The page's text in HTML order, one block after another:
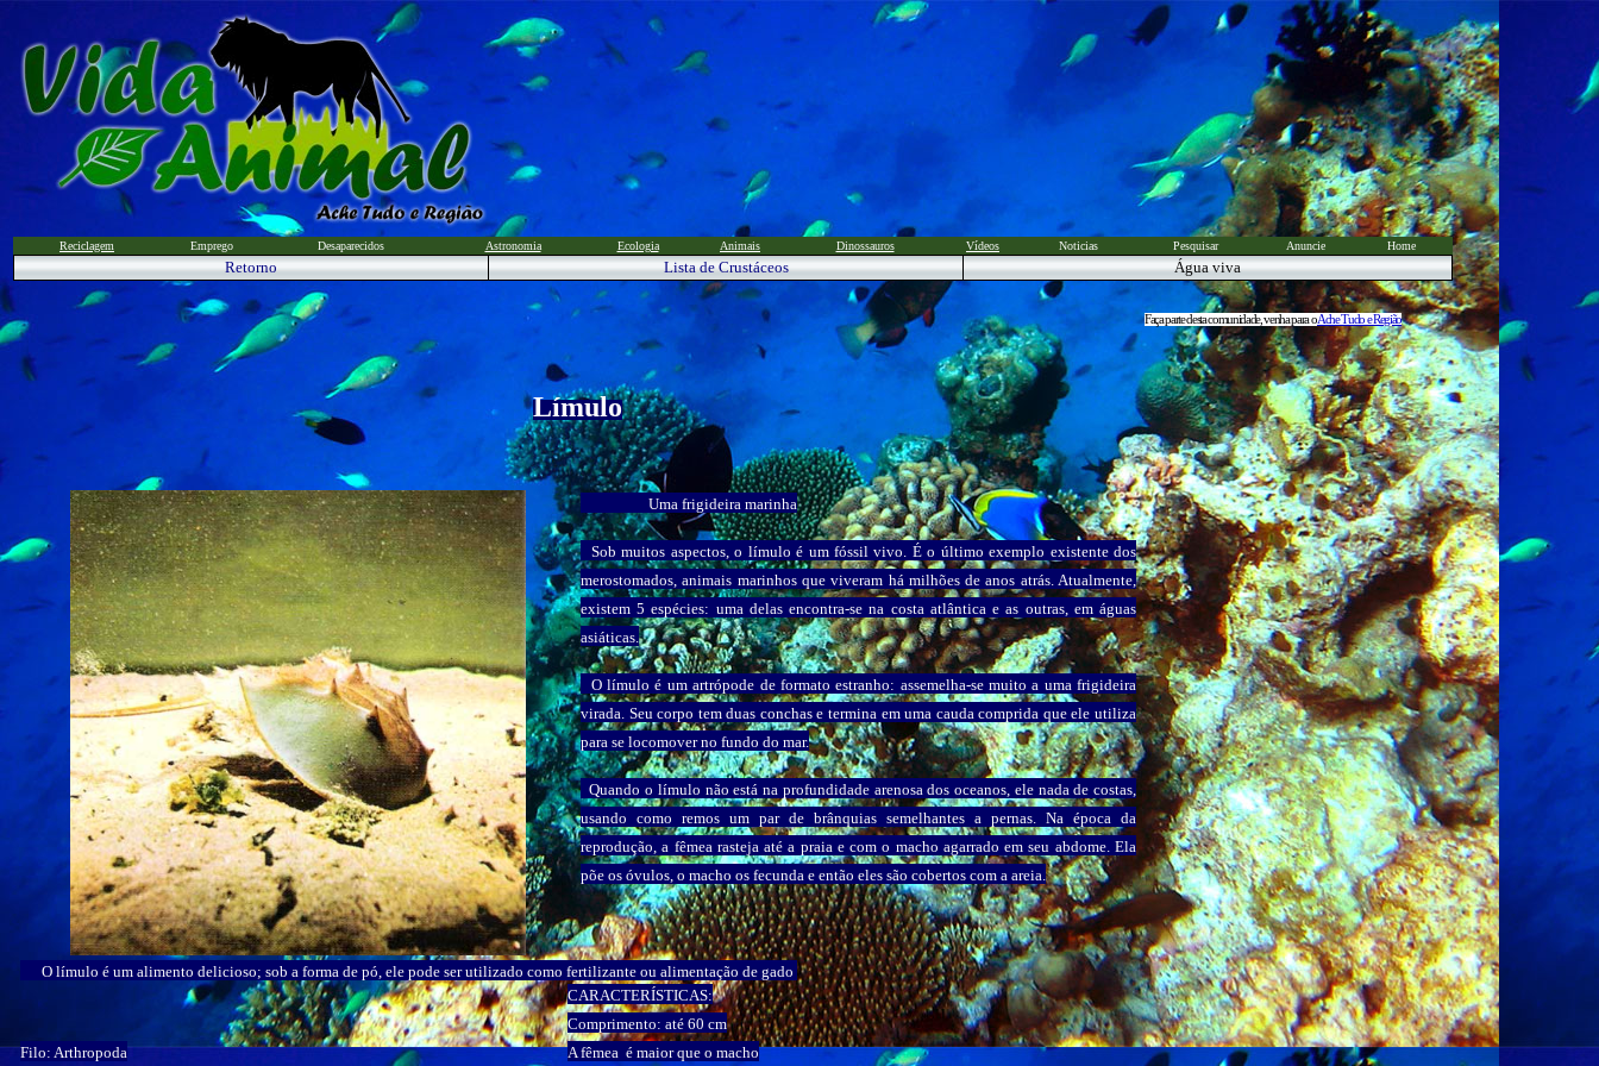
Reciclagem Emprego Desaparecidos Astronomia Ecologia Animais Dinossauros Vídeos Noticias Pesquisar Anuncie Home
Retorno Lista de Crustáceos Água viva
Límulo
Uma frigideira marinha
Sob muitos aspectos, o límulo é um fóssil vivo. É o último exemplo existente dos
merostomados, animais marinhos que viveram há milhões de anos atrás. Atualmente,
existem 5 espécies: uma delas encontra-se na costa atlântica e as outras, em águas
asiáticas.
O límulo é um artrópode de formato estranho: assemelha-se muito a uma frigideira
virada. Seu corpo tem duas conchas e termina em uma cauda comprida que ele utiliza
para se locomover no fundo do mar.
Quando o límulo não está na profundidade arenosa dos oceanos, ele nada de costas,
usando como remos um par de brânquias semelhantes a pernas. Na época da
reprodução, a fêmea rasteja até a praia e com o macho agarrado em seu abdome. Ela
põe os óvulos, o macho os fecunda e então eles são cobertos com a areia.
O límulo é um alimento delicioso; sob a forma de pó, ele pode ser utilizado como fertilizante ou alimentação de gado
Filo: Arthropoda
CARACTERÍSTICAS:
Comprimento: até 60 cm
A fêmea é maior que o macho
Faça parte desta comunidade, venha para oAche Tudo e Região